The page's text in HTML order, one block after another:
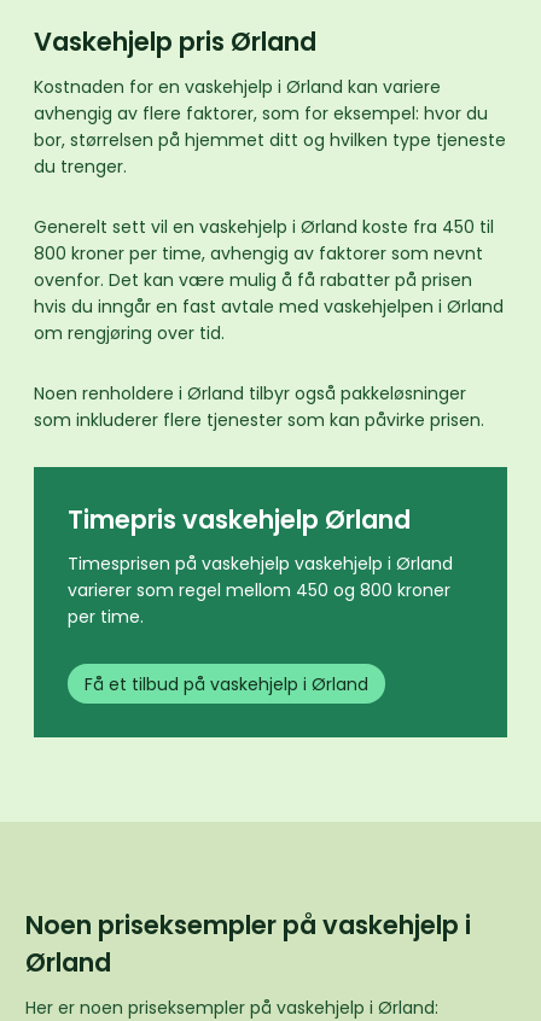
Vaskehjelp pris Ørland
Kostnaden for en vaskehjelp i Ørland kan variere
avhengig av flere faktorer, som for eksempel: hvor du
bor, størrelsen på hjemmet ditt og hvilken type tjeneste
du trenger.
Generelt sett vil en vaskehjelp i Ørland koste fra 450 til
800 kroner per time, avhengig av faktorer som nevnt
ovenfor. Det kan være mulig å få rabatter på prisen
hvis du inngår en fast avtale med vaskehjelpen i Ørland
om rengjøring over tid.
Noen renholdere i Ørland tilbyr også pakkeløsninger
som inkluderer flere tjenester som kan påvirke prisen.
Timepris vaskehjelp Ørland
Timesprisen på vaskehjelp vaskehjelp i Ørland
varierer som regel mellom 450 og 800 kroner
per time.
Få et tilbud på vaskehjelp i Ørland
Noen priseksempler på vaskehjelp i
Ørland
Her er noen priseksempler på vaskehjelp i Ørland: